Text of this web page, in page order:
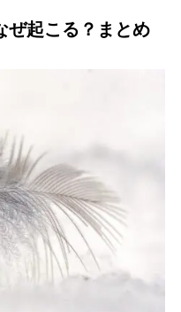
ぜ起こる？まとめ